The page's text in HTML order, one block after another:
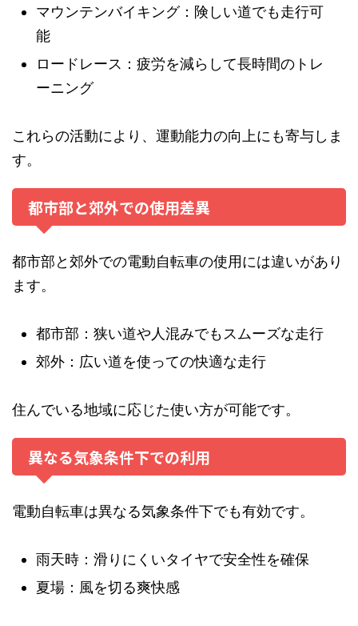
マウンテンバイキング：険しい道でも走行可
能
ロードレース：疲労を減らして長時間のトレ
ーニング
これらの活動により、運動能力の向上にも寄与しま
す。
都市部と郊外での使用差異
都市部と郊外での電動自転車の使用には違いがあり
ます。
都市部：狭い道や人混みでもスムーズな走行
郊外：広い道を使っての快適な走行
住んでいる地域に応じた使い方が可能です。
異なる気象条件下での利用
電動自転車は異なる気象条件下でも有効です。
雨天時：滑りにくいタイヤで安全性を確保
夏場：風を切る爽快感